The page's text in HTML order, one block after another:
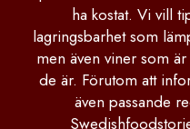
ha kostat. Vi vill
lagringsbarhet som
men även viner som
de är. Förutom att
även passande